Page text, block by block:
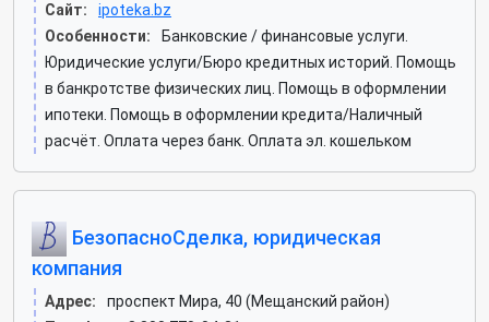
Сайт:
ipoteka.bz
Особенности:
Банковские / финансовые услуги.
Юридические услуги/Бюро кредитных историй. Помощь
в банкротстве физических лиц. Помощь в оформлении
ипотеки. Помощь в оформлении кредита/Наличный
расчёт. Оплата через банк. Оплата эл. кошельком
БезопасноСделка, юридическая
компания
Адрес:
проспект Мира, 40 (Мещанский район)